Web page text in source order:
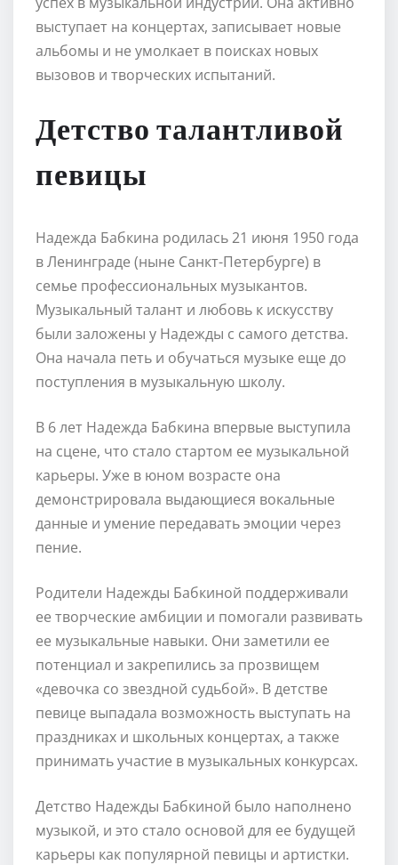
выступает на концертах, записывает новые
альбомы и не умолкает в поисках новых
вызовов и творческих испытаний.
Детство талантливой
певицы
Надежда Бабкина родилась 21 июня 1950 года
в Ленинграде (ныне Санкт-Петербурге) в
семье профессиональных музыкантов.
Музыкальный талант и любовь к искусству
были заложены у Надежды с самого детства.
Она начала петь и обучаться музыке еще до
поступления в музыкальную школу.
В 6 лет Надежда Бабкина впервые выступила
на сцене, что стало стартом ее музыкальной
карьеры. Уже в юном возрасте она
демонстрировала выдающиеся вокальные
данные и умение передавать эмоции через
пение.
Родители Надежды Бабкиной поддерживали
ее творческие амбиции и помогали развивать
ее музыкальные навыки. Они заметили ее
потенциал и закрепились за прозвищем
«девочка со звездной судьбой». В детстве
певице выпадала возможность выступать на
праздниках и школьных концертах, а также
принимать участие в музыкальных конкурсах.
Детство Надежды Бабкиной было наполнено
музыкой, и это стало основой для ее будущей
карьеры как популярной певицы и артистки.